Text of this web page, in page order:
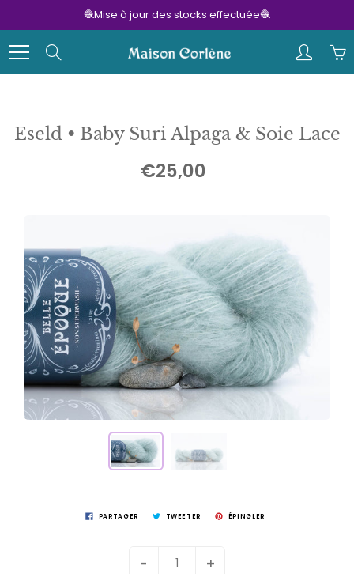
to
Content
🧶Mise à jour des stocks effectuée🧶
Eseld • Baby Suri Alpaga & Soie Lace
€25,00
PARTAGER TWEETER ÉPINGLER
- +